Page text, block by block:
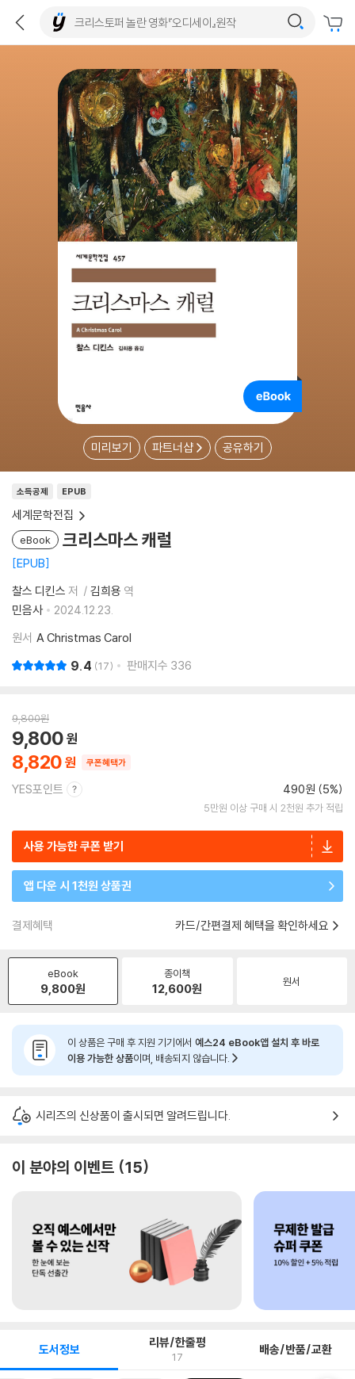
미리보기 파트너샵 공유하기
소득공제 EPUB
세계문학전집
eBook 크리스마스 캐럴
EPUB
찰스 디킨스 저 김희용 역
민음사
2024.12.23.
원서 A Christmas Carol
9.4 17 판매지수 336
9,800원
8,820
9,800
쿠폰혜택가
YES포인트 490원 (5%)
5만원 이상 구매 시 2천원 추가 적립
사용 가능한 쿠폰 받기
앱 다운 시 1천원 상품권
결제혜택 카드/간편결제 혜택을 확인하세요
eBook
9,800원
종이책
12,600원 원서
이 상품은 구매 후 지원 기기에서 예스24 eBook앱 설치 후 바로
이용 가능한 상품이며, 배송되지 않습니다.
시리즈의 신상품이 출시되면 알려드립니다.
이 분야의 이벤트 15
도서정보 리뷰/한줄평
17 배송/반품/교환